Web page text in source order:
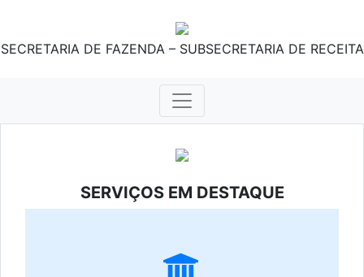
SECRETARIA DE FAZENDA – SUBSECRETARIA DE RECEITA
SERVIÇOS EM DESTAQUE